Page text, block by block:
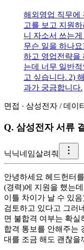
해외영업 직무에
고를 보고 지원
니 자소서 쓰는
무슨 일을 하나
하고 영업전략을
는데 너무 일반
고 싶습니다. 2)
과가 궁금합니다.
면접 · 삼성전자 /데이
Q. 삼성전자 서류
닉닉네임살려줘
안녕하세요 헤드헌터
(경력)에 지원을 했는
이틀 차이가 날 수 있
검토하고 있다고 그러
면 불합격 여부는 확
합격 통보를 안해주는
대를 조금 해도 괜찮을